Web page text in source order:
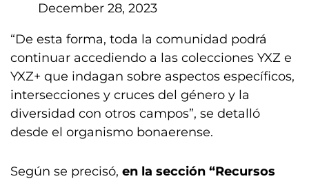
December 28, 2023
“De esta forma, toda la comunidad podrá
continuar accediendo a las colecciones YXZ e
YXZ+ que indagan sobre aspectos específicos,
intersecciones y cruces del género y la
diversidad con otros campos”, se detalló
desde el organismo bonaerense.
Según se precisó, en la sección “Recursos